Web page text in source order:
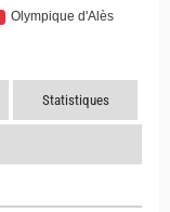
Statistiques